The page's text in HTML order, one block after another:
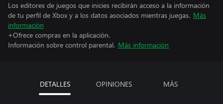
Los editores de juegos que inicies recibirán acceso a la información
de tu perfil de Xbox y a los datos asociados mientras juegas. Más
información
+Ofrece compras en la aplicación.
Información sobre control parental. Más información
DETALLES OPINIONES MÁS